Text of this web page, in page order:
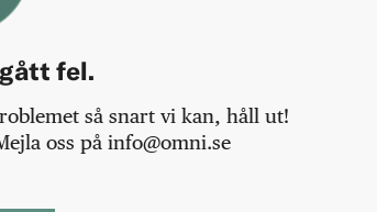
fel.
så snart vi kan, håll ut!
oss på info@omni.se